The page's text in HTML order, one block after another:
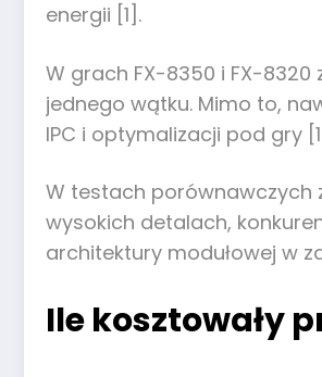
energii [1].
W grach FX-8350 i FX-
jednego wątku. Mimo to,
IPC i optymalizacji pod gry
W testach porównawczych
wysokich detalach,
architektury modułowej w
Ile kosztowały